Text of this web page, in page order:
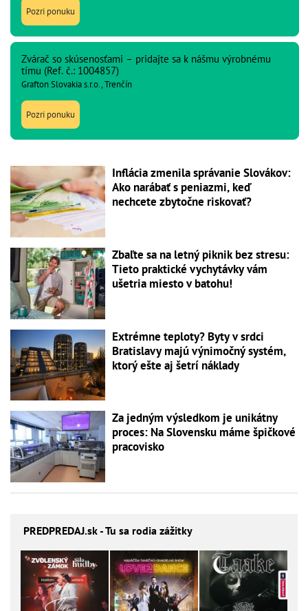
Pozri ponuku
Zvárač so skúsenosťami – pridajte sa k nášmu výrobnému
tímu (Ref. č.: 1004857)
Grafton Slovakia s.r.o., Trenčín
Pozri ponuku
Inflácia zmenila správanie Slovákov:
Ako narábať s peniazmi, keď
nechcete zbytočne riskovať?
Zbaľte sa na letný piknik bez stresu:
Tieto praktické vychytávky vám
ušetria miesto v batohu!
Extrémne teploty? Byty v srdci
Bratislavy majú výnimočný systém,
ktorý ešte aj šetrí náklady
Za jedným výsledkom je unikátny
proces: Na Slovensku máme špičkové
pracovisko
PREDPREDAJ.sk - Tu sa rodia zážitky